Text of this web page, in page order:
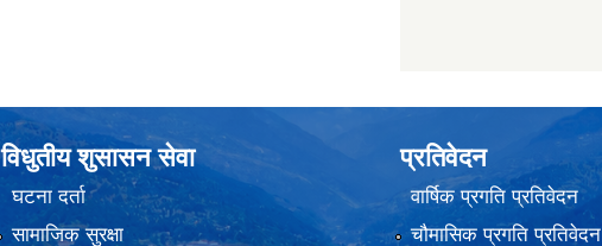
विधुतीय शुसासन सेवा
घटना दर्ता
सामाजिक सुरक्षा
प्रतिवेदन
वार्षिक प्रगति प्रतिवेदन
चौमासिक प्रगति प्रतिवेदन